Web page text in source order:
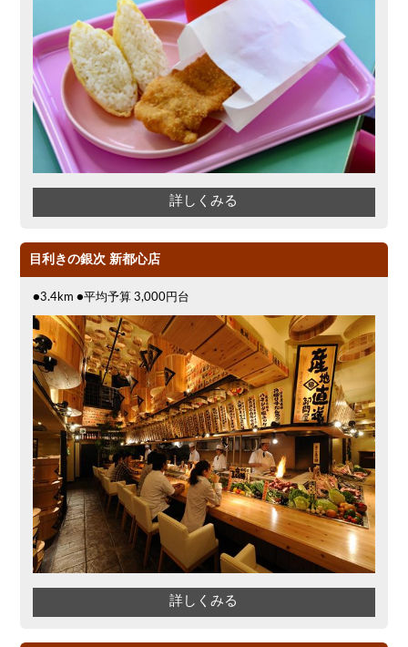
詳しくみる
目利きの銀次 新都心店
●3.4km ●平均予算 3,000円台
詳しくみる